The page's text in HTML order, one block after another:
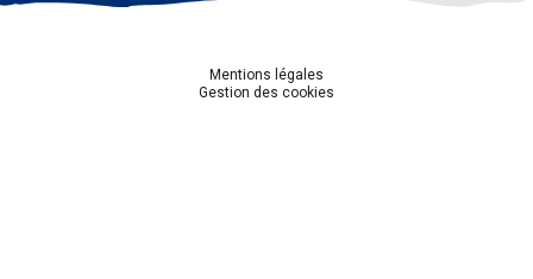
Mentions légales
Gestion des cookies